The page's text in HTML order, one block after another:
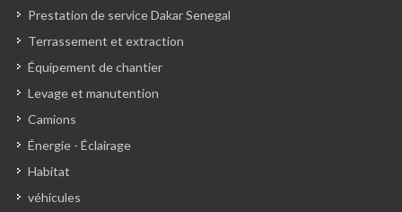
Prestation de service Dakar Senegal
Terrassement et extraction
Équipement de chantier
Levage et manutention
Camions
Énergie - Éclairage
Habitat
véhicules